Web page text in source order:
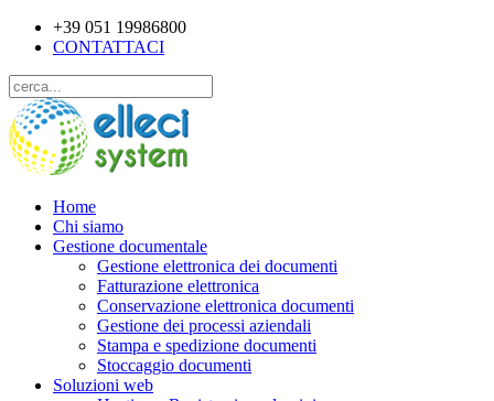
+39 051 19986800
CONTATTACI
Home
Chi siamo
Gestione documentale
Gestione elettronica dei documenti
Fatturazione elettronica
Conservazione elettronica documenti
Gestione dei processi aziendali
Stampa e spedizione documenti
Stoccaggio documenti
Soluzioni web